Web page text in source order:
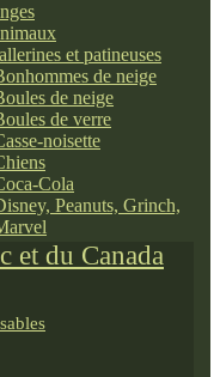
et du Canada
et patineuses
de neige
de neige
de verre
noisette
Cola
Peanuts, Grinch,